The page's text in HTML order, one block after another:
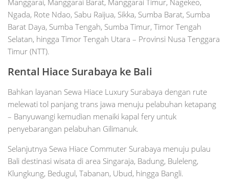
Manggarai, Manggarai Barat, Manggarai Timur, Nagekeo,
Ngada, Rote Ndao, Sabu Raijua, Sikka, Sumba Barat, Sumba
Barat Daya, Sumba Tengah, Sumba Timur, Timor Tengah
Selatan, hingga Timor Tengah Utara – Provinsi Nusa Tenggara
Timur (NTT).
Rental Hiace Surabaya ke Bali
Bahkan layanan Sewa Hiace Luxury Surabaya dengan rute
melewati tol panjang trans jawa menuju pelabuhan ketapang
– Banyuwangi kemudian menaiki kapal fery untuk
penyebarangan pelabuhan Gilimanuk.
Selanjutnya Sewa Hiace Commuter Surabaya menuju pulau
Bali destinasi wisata di area Singaraja, Badung, Buleleng,
Klungkung, Bedugul, Tabanan, Ubud, hingga Bangli.